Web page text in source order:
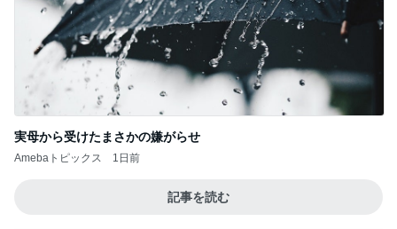
実母から受けたまさかの嫌がらせ
Amebaトピックス 1日前
記事を読む